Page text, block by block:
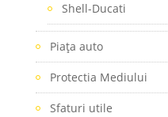
Shell-Ducati
Piaţa auto
Protectia Mediului
Sfaturi utile